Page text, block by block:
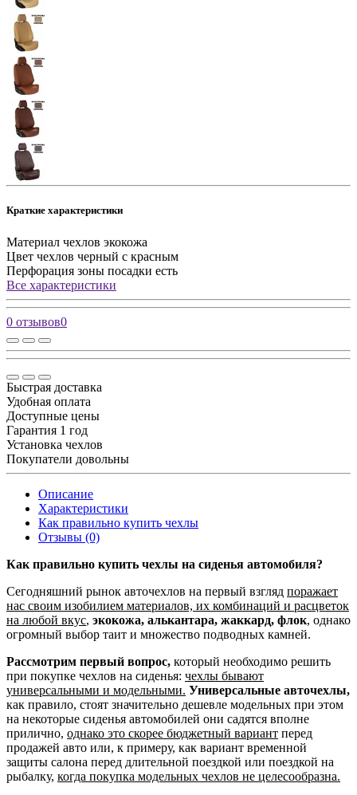
Краткие характеристики
Материал чехлов экокожа
Цвет чехлов черный с красным
Перфорация зоны посадки есть
Все характеристики
0 отзывов0
Быстрая доставка
Удобная оплата
Доступные цены
Гарантия 1 год
Установка чехлов
Покупатели довольны
Описание
Характеристики
Как правильно купить чехлы
Отзывы (0)
Как правильно купить чехлы на сиденья автомобиля?
Сегодняшний рынок авточехлов на первый взгляд поражает
нас своим изобилием материалов, их комбинаций и расцветок
на любой вкус, экокожа, алькантара, жаккард, флок, однако
огромный выбор таит и множество подводных камней.
Рассмотрим первый вопрос, который необходимо решить
при покупке чехлов на сиденья: чехлы бывают
универсальными и модельными. Универсальные авточехлы,
как правило, стоят значительно дешевле модельных при этом
на некоторые сиденья автомобилей они садятся вполне
прилично, однако это скорее бюджетный вариант перед
продажей авто или, к примеру, как вариант временной
защиты салона перед длительной поездкой или поездкой на
рыбалку, когда покупка модельных чехлов не целесообразна.